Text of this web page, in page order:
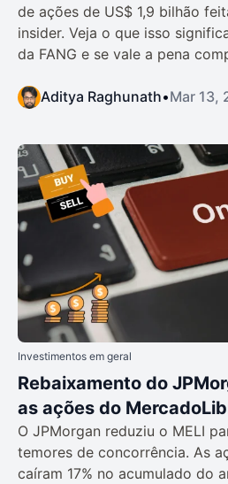
de ações de US$ 1,9 bilhão
insider. Veja o que isso
da FANG e se vale a pena
Aditya Raghunath•Mar 13,
Investimentos em geral
Rebaixamento do
as ações do
O JPMorgan reduziu o MELI
temores de concorrência. As
caíram 17% no acumulado do